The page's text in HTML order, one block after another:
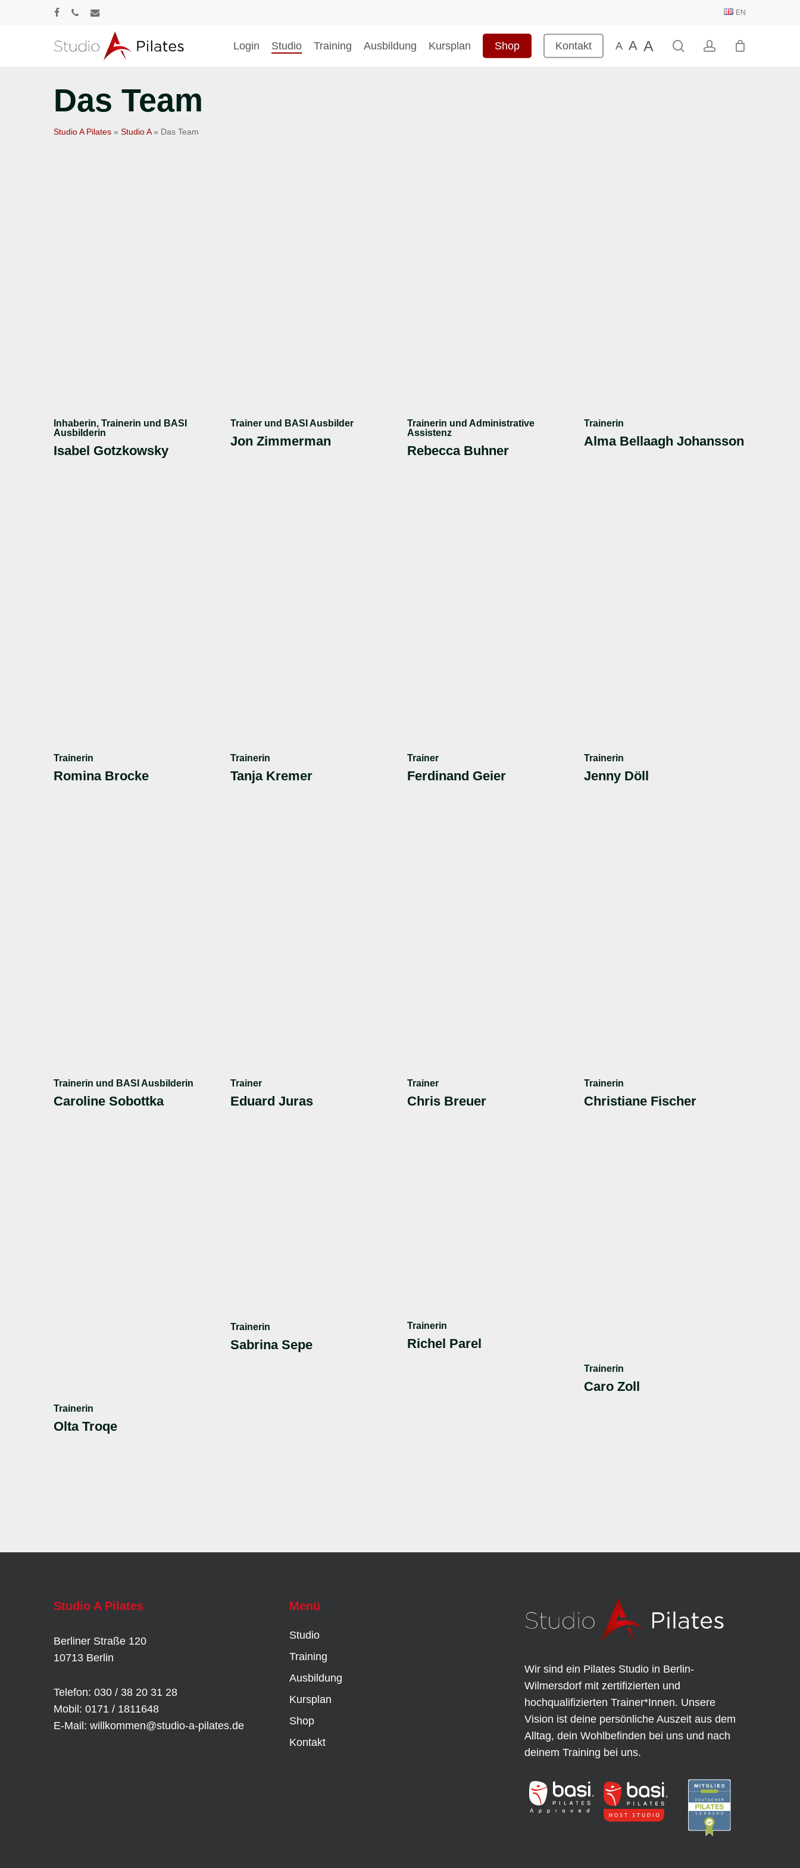
EN
Drücke Enter zum Suchen oder ESC zum Schließen
Login Studio Training Ausbildung Kursplan Shop Kontakt A A A searchaccount
Das Team
Studio A Pilates » Studio A» Das Team
Inhaberin, Trainerin und BASI
Ausbilderin
Isabel Gotzkowsky
Trainer und BASI Ausbilder
Jon Zimmerman
Trainerin und Administrative
Assistenz
Rebecca Buhner
Trainerin
Alma Bellaagh Johansson
Trainerin
Romina Brocke
Trainerin
Tanja Kremer
Trainer
Ferdinand Geier
Trainerin
Jenny Döll
Trainerin und BASI Ausbilderin
Caroline Sobottka
Trainer
Eduard Juras
Trainer
Chris Breuer
Trainerin
Christiane Fischer
Trainerin
Olta Troqe
Trainerin
Sabrina Sepe
Trainerin
Richel Parel
Trainerin
Caro Zoll
Studio A Pilates
Berliner Straße 120
10713 Berlin
Telefon: 030 / 38 20 31 28
Mobil: 0171 / 1811648
E-Mail: willkommen@studio-a-pilates.de
Menü
Studio
Training
Ausbildung
Kursplan
Shop
Kontakt
Wir sind ein Pilates Studio in Berlin-
Wilmersdorf mit zertifizierten und
hochqualifizierten Trainer*Innen. Unsere
Vision ist deine persönliche Auszeit aus dem
Alltag, dein Wohlbefinden bei uns und nach
deinem Training bei uns.